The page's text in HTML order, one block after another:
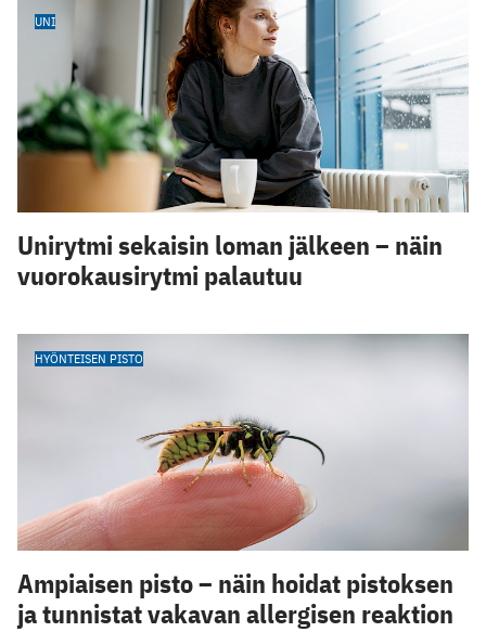
UNI
Unirytmi sekaisin loman jälkeen – näin
vuorokausirytmi palautuu
HYÖNTEISEN PISTO
Ampiaisen pisto – näin hoidat pistoksen
ja tunnistat vakavan allergisen reaktion